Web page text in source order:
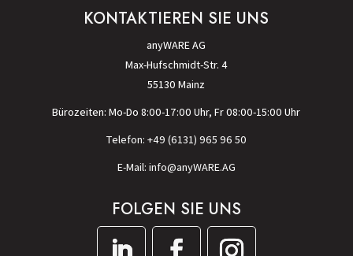
KONTAKTIEREN SIE UNS
anyWARE AG
Max-Hufschmidt-Str. 4
55130 Mainz
Bürozeiten: Mo-Do 8:00-17:00 Uhr, Fr 08:00-15:00 Uhr
Telefon: +49 (6131) 965 96 50
E-Mail: info@anyWARE.AG
FOLGEN SIE UNS